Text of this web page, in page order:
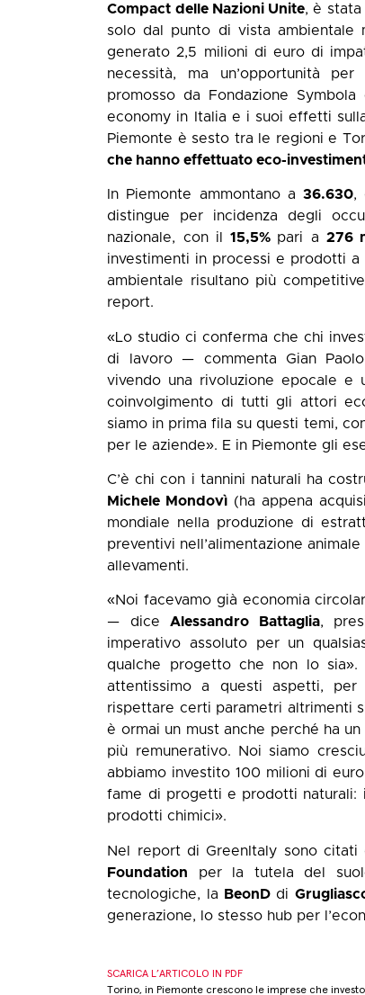
Compact delle Nazioni Unite, è stata
solo dal punto di vista ambientale
generato 2,5 milioni di euro di
necessità, ma un’opportunità
promosso da Fondazione
economy in Italia e i suoi effetti
Piemonte è sesto tra le regioni e
che hanno effettuato eco-
In Piemonte ammontano a 36.630,
distingue per incidenza degli
nazionale, con il15,5% pari a 276
investimenti in processi e prodotti
ambientale risultano più
report.
«Lo studio ci conferma che chi
di lavoro — commenta Gian
vivendo una rivoluzione epocale
coinvolgimento di tutti gli attori
siamo in prima fila su questi temi,
per le aziende». E in Piemonte gli
C’è chi con i tannini naturali ha
Michele Mondovì (ha appena
mondiale nella produzione di
preventivi nell’alimentazione
allevamenti.
«Noi facevamo già economia
— diceAlessandro Battaglia,
imperativo assoluto per un
qualche progetto che non lo
attentissimo a questi aspetti, per
rispettare certi parametri altrimenti
è ormai un must anche perché ha
più remunerativo. Noi siamo
abbiamo investito 100 milioni di
fame di progetti e prodotti naturali:
prodotti chimici».
Nel report di GreenItaly sono citati
Foundation per la tutela del
tecnologiche, la BeonD di
generazione, lo stesso hub per
SCARICA L’ARTICOLO IN PDF
Torino, in Piemonte crescono le imprese che